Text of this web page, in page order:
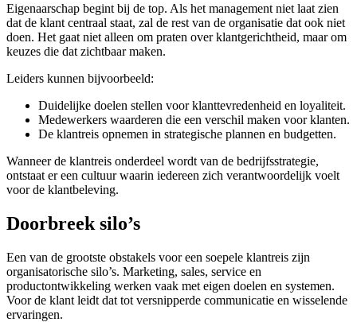
Eigenaarschap begint bij de top. Als het management niet laat zien
dat de klant centraal staat, zal de rest van de organisatie dat ook niet
doen. Het gaat niet alleen om praten over klantgerichtheid, maar om
keuzes die dat zichtbaar maken.
Leiders kunnen bijvoorbeeld:
Duidelijke doelen stellen voor klanttevredenheid en loyaliteit.
Medewerkers waarderen die een verschil maken voor klanten.
De klantreis opnemen in strategische plannen en budgetten.
Wanneer de klantreis onderdeel wordt van de bedrijfsstrategie,
ontstaat er een cultuur waarin iedereen zich verantwoordelijk voelt
voor de klantbeleving.
Doorbreek silo’s
Een van de grootste obstakels voor een soepele klantreis zijn
organisatorische silo’s. Marketing, sales, service en
productontwikkeling werken vaak met eigen doelen en systemen.
Voor de klant leidt dat tot versnipperde communicatie en wisselende
ervaringen.